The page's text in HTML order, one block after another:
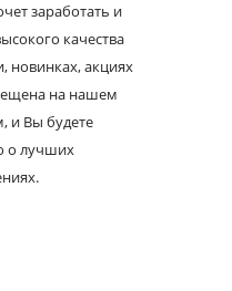
заработать и
качества
новинках, акциях
на нашем
и Вы будете
о лучших